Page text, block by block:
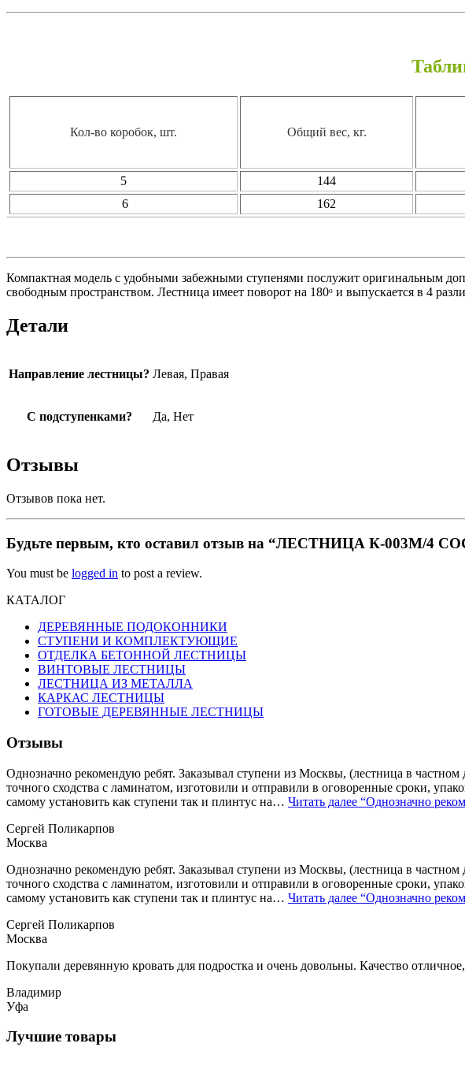
Кол-во коробок, шт. Общий вес, кг.
5 144
6
162
Компактная модель с удобными забежными ступенями послужит оригинальным
свободным пространством. Лестница имеет поворот на 180ᵒ и выпускается в 4
Детали
Направление лестницы? Левая, Правая
С подступенками? Да, Нет
Отзывы
Отзывов пока нет.
Будьте первым, кто оставил отзыв на “ЛЕСТНИЦА К-003М/4
You must be logged in to post a review.
КАТАЛОГ
ДЕРЕВЯННЫЕ ПОДОКОННИКИ
СТУПЕНИ И КОМПЛЕКТУЮЩИЕ
ОТДЕЛКА БЕТОННОЙ ЛЕСТНИЦЫ
ВИНТОВЫЕ ЛЕСТНИЦЫ
ЛЕСТНИЦА ИЗ МЕТАЛЛА
КАРКАС ЛЕСТНИЦЫ
ГОТОВЫЕ ДЕРЕВЯННЫЕ ЛЕСТНИЦЫ
Отзывы
Однозначно рекомендую ребят. Заказывал ступени из Москвы, (лестница в
точного сходства с ламинатом, изготовили и отправили в оговоренные сроки,
самому установить как ступени так и плинтус на… Читать далее “Однозначно
Сергей Поликарпов
Москва
Однозначно рекомендую ребят. Заказывал ступени из Москвы, (лестница в
точного сходства с ламинатом, изготовили и отправили в оговоренные сроки,
самому установить как ступени так и плинтус на… Читать далее “Однозначно
Сергей Поликарпов
Москва
Покупали деревянную кровать для подростка и очень довольны. Качество
Владимир
Уфа
Лучшие товары